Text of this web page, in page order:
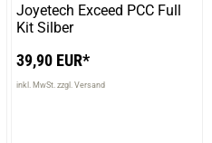
Joyetech Exceed PCC Full
Kit Silber
39,90 EUR*
inkl. MwSt. zzgl. Versand